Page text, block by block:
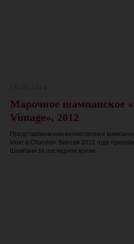
Марочное шампанское
Vintage», 2012
Представляем вам великолепное
Moet & Chandon. Винтаж 2012 года
Шампани за последнее время.